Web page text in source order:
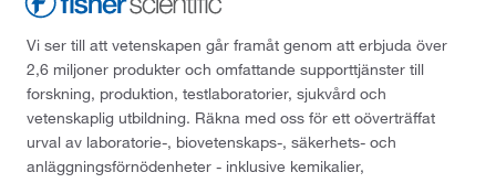
Vi ser till att vetenskapen går framåt genom att erbjuda över
2,6 miljoner produkter och omfattande supporttjänster till
forskning, produktion, testlaboratorier, sjukvård och
vetenskaplig utbildning. Räkna med oss för ett oöverträffat
urval av laboratorie-, biovetenskaps-, säkerhets- och
anläggningsförnödenheter - inklusive kemikalier,